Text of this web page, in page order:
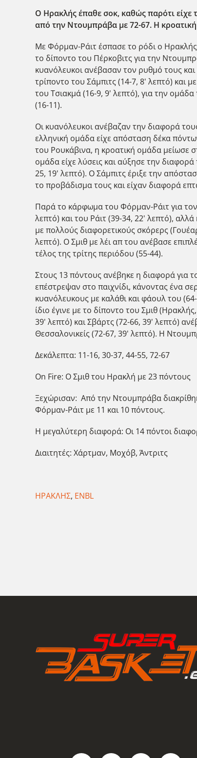
Ο Ηρακλής έπαθε σοκ, καθώς παρότι είχε
από την Ντουμπράβα με 72-67. Η
Με Φόρμαν-Ράιτ έσπασε το ρόδι ο
το δίποντο του Πέρκοβιτς για την
κυανόλευκοι ανέβασαν τον ρυθμό τους
τρίποντο του Σάμπιτς (14-7, 8' λεπτό) και
του Τσιακμά (16-9, 9' λεπτό), για την
(16-11).
Οι κυανόλευκοι ανέβαζαν την διαφορά
ελληνική ομάδα είχε απόσταση δέκα
του Ρουκάβινα, η κροατική ομάδα μείωσε
ομάδα είχε λύσεις και αύξησε την
25, 19' λεπτό). Ο Σάμπιτς έριξε την
το προβάδισμα τους και είχαν διαφορά
Παρά το κάρφωμα του Φόρμαν-Ράιτ για
λεπτό) και του Ράιτ (39-34, 22' λεπτό),
με πολλούς διαφορετικούς σκόρερς
λεπτό). Ο Σμιθ με λέι απ του ανέβασε
τέλος της τρίτης περιόδου (55-44).
Στους 13 πόντους ανέβηκε η διαφορά για
επέστρεψαν στο παιχνίδι, κάνοντας ένα
κυανόλευκους με καλάθι και φάουλ του
ίδιο έγινε με το δίποντο του Σμιθ
39' λεπτό) και Σβάρτς (72-66, 39' λεπτό)
Θεσσαλονικείς (72-67, 39' λεπτό). Η
Δεκάλεπτα: 11-16, 30-37, 44-55, 72-67
On Fire: Ο Σμιθ του Ηρακλή με 23 πόντους
Ξεχώρισαν: Από την Ντουμπράβα
Φόρμαν-Ράιτ με 11 και 10 πόντους.
Η μεγαλύτερη διαφορά: Οι 14 πόντοι
Διαιτητές: Χάρτμαν, Μοχόβ, Άντριτς
ΗΡΑΚΛΗΣ, ENBL